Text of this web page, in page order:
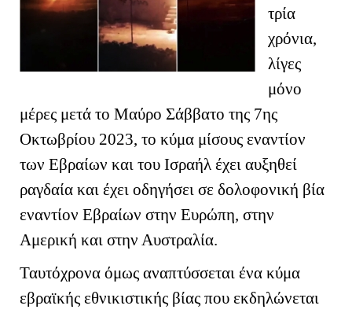
τρία
χρόνια,
λίγες
μόνο
μέρες μετά το Μαύρο Σάββατο της 7ης
Οκτωβρίου 2023, το κύμα μίσους εναντίον
των Εβραίων και του Ισραήλ έχει αυξηθεί
ραγδαία και έχει οδηγήσει σε δολοφονική βία
εναντίον Εβραίων στην Ευρώπη, στην
Αμερική και στην Αυστραλία.
Ταυτόχρονα όμως αναπτύσσεται ένα κύμα
εβραϊκής εθνικιστικής βίας που εκδηλώνεται